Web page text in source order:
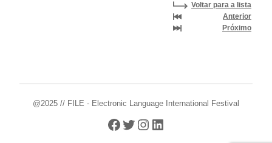
Voltar para a lista
Anterior
Próximo
@2025 // FILE - Electronic Language International Festival
Facebook
Twitter
Instagram
LinkedIn